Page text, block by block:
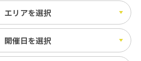
エリアを選択
開催日を選択